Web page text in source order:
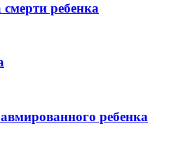
ребенка
ребенка